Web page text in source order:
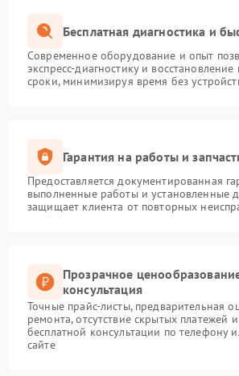
Бесплатная диагностика и
Современное оборудование и опыт
экспресс-диагностику и
сроки, минимизируя время без
Гарантия на работы и
Предоставляется документированная
выполненные работы и установленные
защищает клиента от повторных
Прозрачное
консультация
Точные прайс-листы, предварительная
ремонта, отсутствие скрытых платежей
бесплатной консультации по телефону
сайте